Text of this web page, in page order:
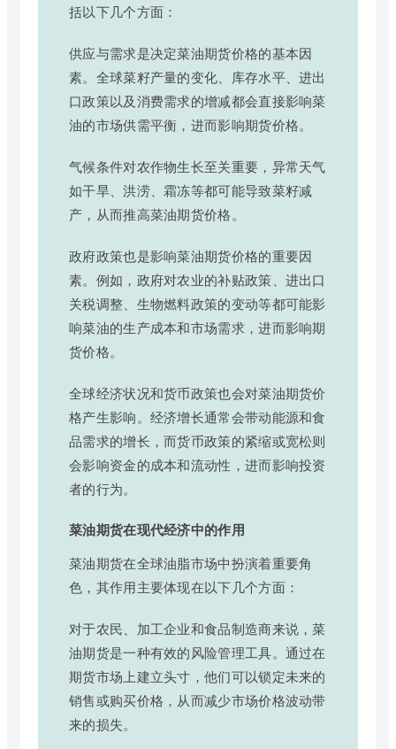
括以下几个方面：
供应与需求是决定菜油期货价格的基本因
素。全球菜籽产量的变化、库存水平、进出
口政策以及消费需求的增减都会直接影响菜
油的市场供需平衡，进而影响期货价格。
气候条件对农作物生长至关重要，异常天气
如干旱、洪涝、霜冻等都可能导致菜籽减
产，从而推高菜油期货价格。
政府政策也是影响菜油期货价格的重要因
素。例如，政府对农业的补贴政策、进出口
关税调整、生物燃料政策的变动等都可能影
响菜油的生产成本和市场需求，进而影响期
货价格。
全球经济状况和货币政策也会对菜油期货价
格产生影响。经济增长通常会带动能源和食
品需求的增长，而货币政策的紧缩或宽松则
会影响资金的成本和流动性，进而影响投资
者的行为。
菜油期货在现代经济中的作用
菜油期货在全球油脂市场中扮演着重要角
色，其作用主要体现在以下几个方面：
对于农民、加工企业和食品制造商来说，菜
油期货是一种有效的风险管理工具。通过在
期货市场上建立头寸，他们可以锁定未来的
销售或购买价格，从而减少市场价格波动带
来的损失。